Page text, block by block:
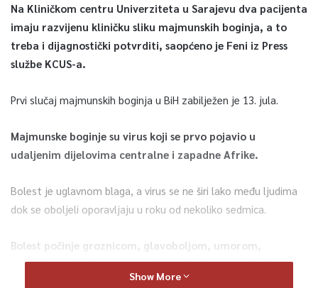
Na Kliničkom centru Univerziteta u Sarajevu dva pacijenta
imaju razvijenu kliničku sliku majmunskih boginja, a to
treba i dijagnostički potvrditi, saopćeno je Feni iz Press
službe KCUS-a.
Prvi slučaj majmunskih boginja u BiH zabilježen je 13. jula.
Majmunske boginje su virus koji se prvo pojavio u
udaljenim dijelovima centralne i zapadne Afrike.
Bolest je uglavnom blaga, a virus se ne širi lako među ljudima
dok se oboljeli oporavljaju u roku od nekoliko sedmica.
Bolest počinje groznicom, glavoboljom, umorom,
drhtavicom i bolovima u mišićima. Majmunske boginje
uzrokuju i otečene limfne čvorove.
Show More